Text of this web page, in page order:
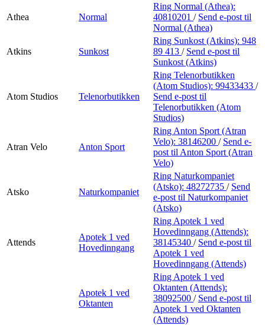
Athea Normal
Ring Normal (Athea):
40810201 / Send e-post til
Normal (Athea)
Atkins Sunkost
Ring Sunkost (Atkins): 948
89 413 / Send e-post til
Sunkost (Atkins)
Atom Studios Telenorbutikken
Ring Telenorbutikken
(Atom Studios): 99433433 /
Send e-post til
Telenorbutikken (Atom
Studios)
Atran Velo Anton Sport
Ring Anton Sport (Atran
Velo): 38146200 / Send e-
post til Anton Sport (Atran
Velo)
Atsko Naturkompaniet
Ring Naturkompaniet
(Atsko): 48272735 / Send
e-post til Naturkompaniet
(Atsko)
Attends
Apotek 1 ved
Hovedinngang
Ring Apotek 1 ved
Hovedinngang (Attends):
38145340 / Send e-post til
Apotek 1 ved
Hovedinngang (Attends)
Apotek 1 ved
Oktanten
Ring Apotek 1 ved
Oktanten (Attends):
38092500 / Send e-post til
Apotek 1 ved Oktanten
(Attends)